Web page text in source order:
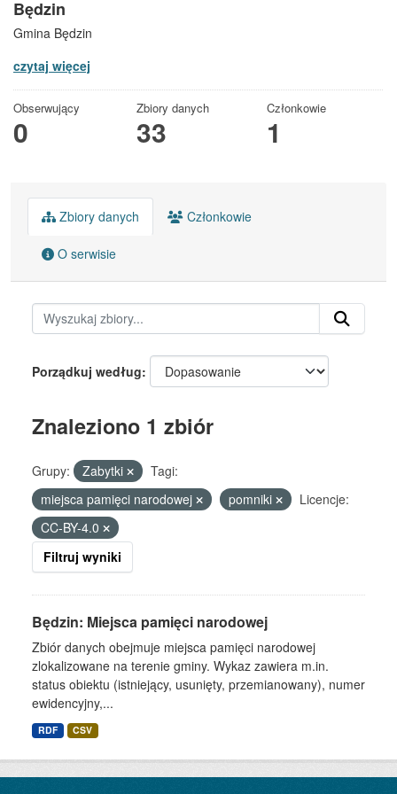
Będzin
Gmina Będzin
czytaj więcej
Obserwujący
0
Zbiory danych
33
Członkowie
1
Zbiory danych Członkowie
O serwisie
Porządkuj według
Znaleziono 1 zbiór
Grupy: Zabytki
Tagi:
miejsca pamięci narodowej
pomniki
Licencje:
CC-BY-4.0
Filtruj wyniki
Będzin: Miejsca pamięci narodowej
Zbiór danych obejmuje miejsca pamięci narodowej
zlokalizowane na terenie gminy. Wykaz zawiera m.in.
status obiektu (istniejący, usunięty, przemianowany), numer
ewidencyjny,...
RDF CSV